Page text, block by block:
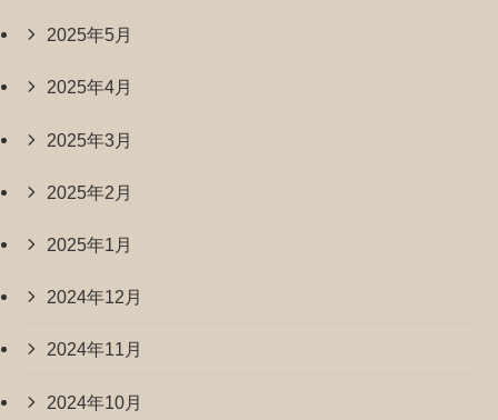
2025年5月
2025年4月
2025年3月
2025年2月
2025年1月
2024年12月
2024年11月
2024年10月